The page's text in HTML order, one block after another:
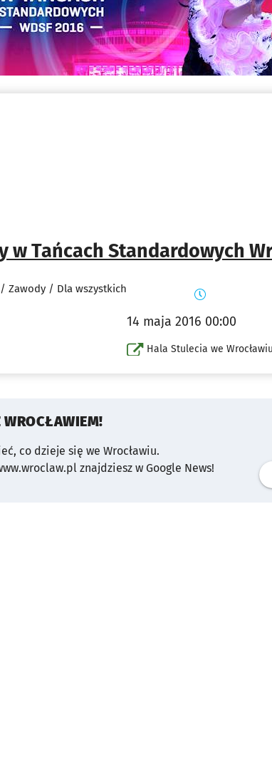
w Tańcach Standardowych
Zawody / Dla wszystkich
14 maja 2016 00:00
Hala Stulecia we Wrocławiu
WROCŁAWIEM!
co dzieje się we Wrocławiu.
znajdziesz w Google News!